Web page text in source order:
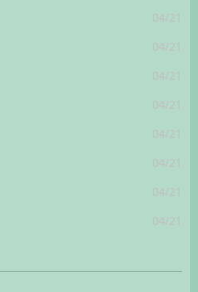
04/21
04/21
04/21
04/21
04/21
04/21
04/21
04/21